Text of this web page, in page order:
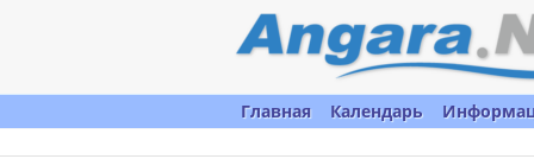
Главная Календарь